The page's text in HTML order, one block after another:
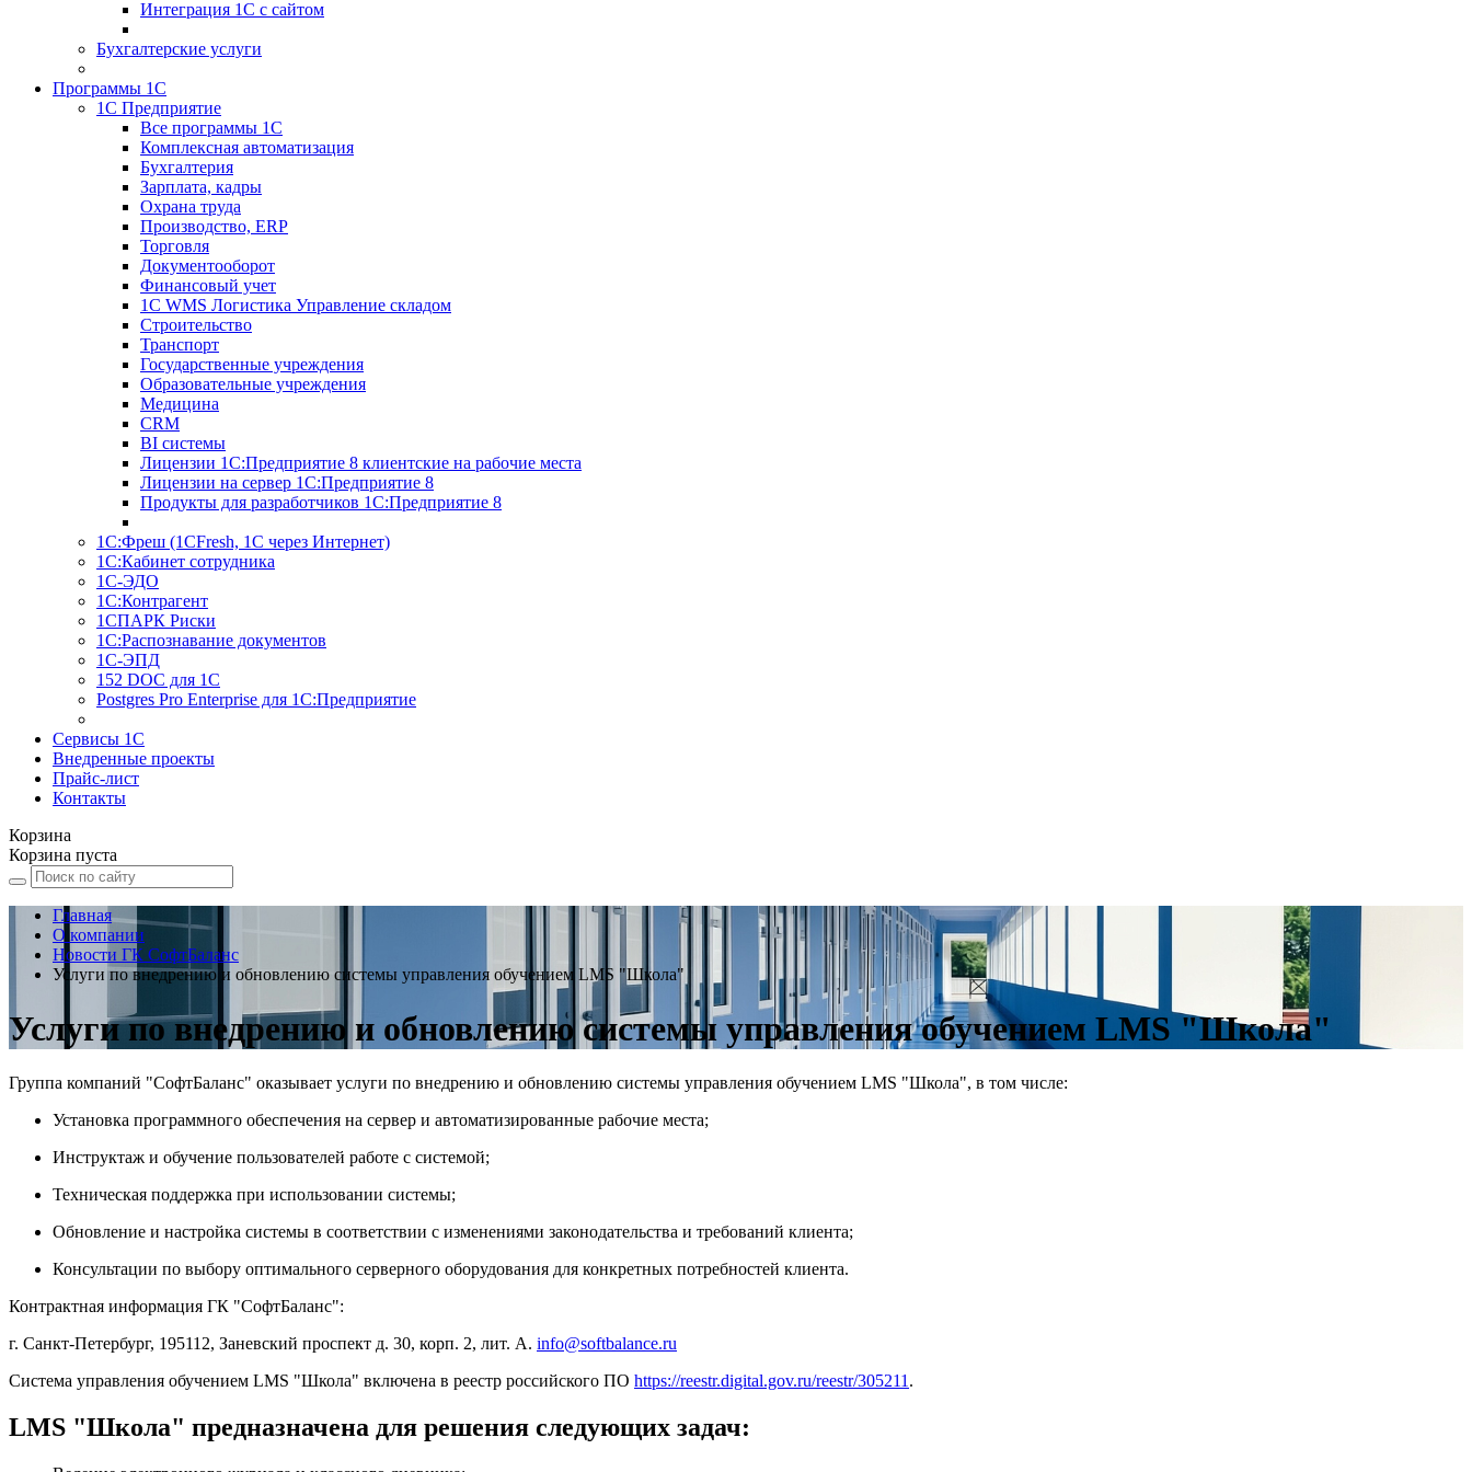
Интеграция 1С с сайтом
Бухгалтерские услуги
Программы 1С
1С Предприятие
Все программы 1С
Комплексная автоматизация
Бухгалтерия
Зарплата, кадры
Охрана труда
Производство, ERP
Торговля
Документооборот
Финансовый учет
1С WMS Логистика Управление складом
Строительство
Транспорт
Государственные учреждения
Образовательные учреждения
Медицина
CRM
BI системы
Лицензии 1С:Предприятие 8 клиентские на рабочие места
Лицензии на сервер 1С:Предприятие 8
Продукты для разработчиков 1С:Предприятие 8
1С:Фреш (1CFresh, 1С через Интернет)
1С:Кабинет сотрудника
1С-ЭДО
1С:Контрагент
1СПАРК Риски
1С:Распознавание документов
1С-ЭПД
152 DOC для 1С
Postgres Pro Enterprise для 1С:Предприятие
Сервисы 1С
Внедренные проекты
Прайс-лист
Контакты
Корзина
Корзина пуста
Главная
О компании
Новости ГК СофтБаланс
Услуги по внедрению и обновлению системы управления обучением LMS "Школа"
Услуги по внедрению и обновлению системы управления обучением LMS "Школа"
Группа компаний "СофтБаланс" оказывает услуги по внедрению и обновлению системы управления обучением LMS "Школа", в том числе:
Установка программного обеспечения на сервер и автоматизированные рабочие места;
Инструктаж и обучение пользователей работе с системой;
Техническая поддержка при использовании системы;
Обновление и настройка системы в соответствии с изменениями законодательства и требований клиента;
Консультации по выбору оптимального серверного оборудования для конкретных потребностей клиента.
Контрактная информация ГК "СофтБаланс":
г. Санкт-Петербург, 195112, Заневский проспект д. 30, корп. 2, лит. А. info@softbalance.ru
Система управления обучением LMS "Школа" включена в реестр российского ПО https://reestr.digital.gov.ru/reestr/305211 .
LMS "Школа" предназначена для решения следующих задач: